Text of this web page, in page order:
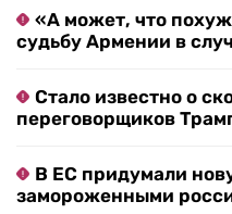
«А может, что
судьбу Армении в
Стало известно о
переговорщиков
В ЕС придумали
замороженными